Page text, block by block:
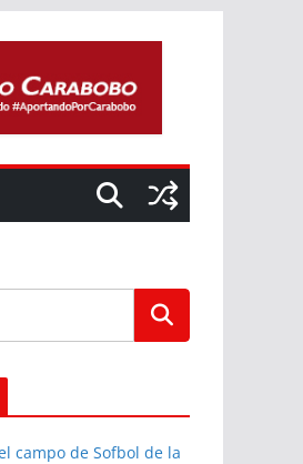
campo de Sofbol de la